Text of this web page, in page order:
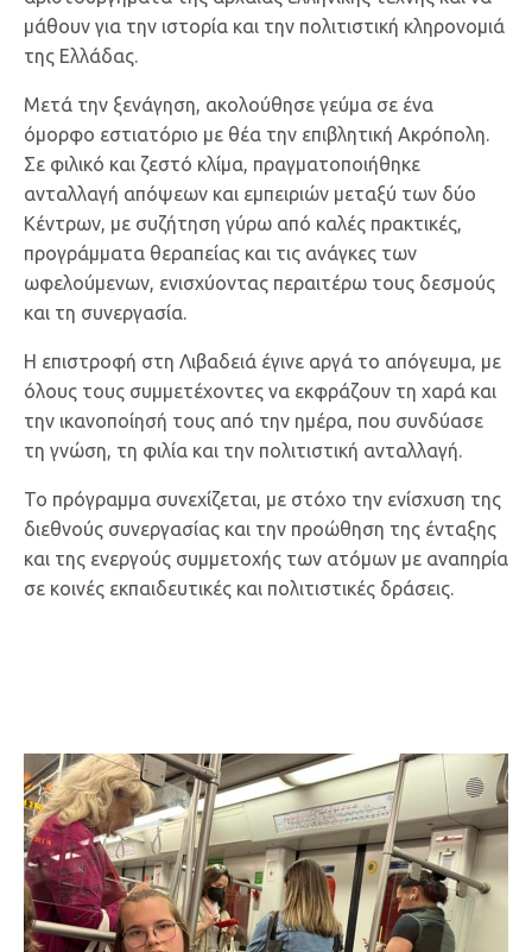
μάθουν για την ιστορία και την πολιτιστική κληρονομιά
της Ελλάδας.
Μετά την ξενάγηση, ακολούθησε γεύμα σε ένα
όμορφο εστιατόριο με θέα την επιβλητική Ακρόπολη.
Σε φιλικό και ζεστό κλίμα, πραγματοποιήθηκε
ανταλλαγή απόψεων και εμπειριών μεταξύ των δύο
Κέντρων, με συζήτηση γύρω από καλές πρακτικές,
προγράμματα θεραπείας και τις ανάγκες των
ωφελούμενων, ενισχύοντας περαιτέρω τους δεσμούς
και τη συνεργασία.
Η επιστροφή στη Λιβαδειά έγινε αργά το απόγευμα, με
όλους τους συμμετέχοντες να εκφράζουν τη χαρά και
την ικανοποίησή τους από την ημέρα, που συνδύασε
τη γνώση, τη φιλία και την πολιτιστική ανταλλαγή.
Το πρόγραμμα συνεχίζεται, με στόχο την ενίσχυση της
διεθνούς συνεργασίας και την προώθηση της ένταξης
και της ενεργούς συμμετοχής των ατόμων με αναπηρία
σε κοινές εκπαιδευτικές και πολιτιστικές δράσεις.